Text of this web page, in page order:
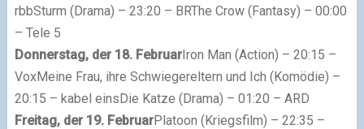
rbbSturm (Drama) – 23:20 – BRThe Crow (Fantasy) – 00:00
– Tele 5
Donnerstag, der 18. FebruarIron Man (Action) – 20:15 –
VoxMeine Frau, ihre Schwiegereltern und Ich (Komödie) –
20:15 – kabel einsDie Katze (Drama) – 01:20 – ARD
Freitag, der 19. FebruarPlatoon (Kriegsfilm) – 22:35 –